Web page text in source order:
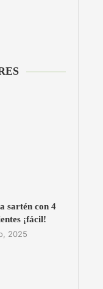
sartén con 4
¡fácil!
2025